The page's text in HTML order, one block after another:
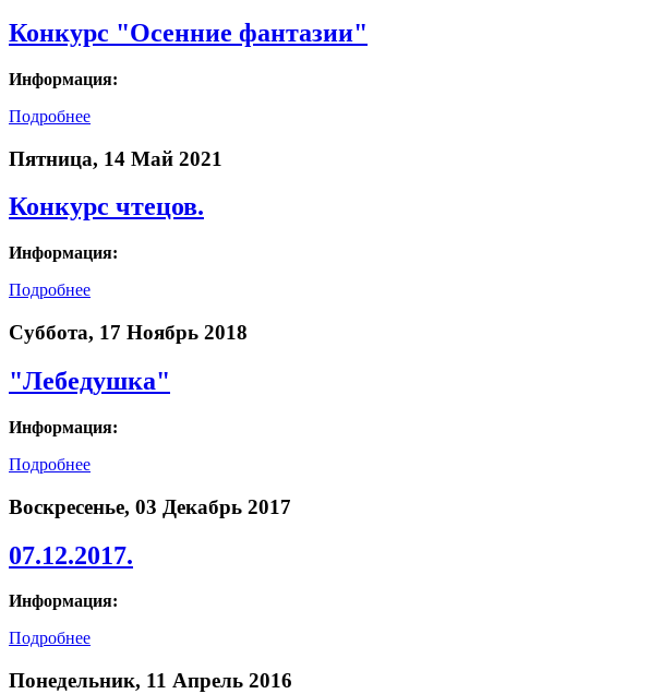
Конкурс "Осенние фантазии"
Информация:
Подробнее
Пятница, 14 Май 2021
Конкурс чтецов.
Информация:
Подробнее
Суббота, 17 Ноябрь 2018
"Лебедушка"
Информация:
Подробнее
Воскресенье, 03 Декабрь 2017
07.12.2017.
Информация:
Подробнее
Понедельник, 11 Апрель 2016